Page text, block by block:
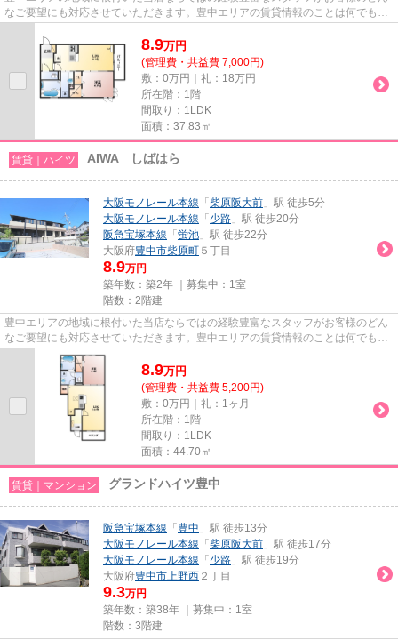
なご要望にも対応させていただきます。豊中エリアの賃貸情報のことは何でもお
8.9万円
(管理費・共益費 7,000円)
敷：0万円｜礼：18万円
所在階：1階
間取り：1LDK
面積：37.83㎡
賃貸｜ハイツ AIWA しばはら
大阪モノレール本線 「 柴原阪大前 」駅 徒歩5分
大阪モノレール本線 「 少路 」駅 徒歩20分
阪急宝塚本線 「 蛍池 」駅 徒歩22分
大阪府豊中市柴原町 ５丁目
8.9万円
築年数：築2年 ｜募集中： 1室
階数：2階建
豊中エリアの地域に根付いた当店ならではの経験豊富なスタッフがお客様のどん
なご要望にも対応させていただきます。豊中エリアの賃貸情報のことは何でもお
気軽にご相談ください。一生...
8.9万円
(管理費・共益費 5,200円)
敷：0万円｜礼：1ヶ月
所在階：1階
間取り：1LDK
面積：44.70㎡
賃貸｜マンション グランドハイツ豊中
阪急宝塚本線 「 豊中 」駅 徒歩13分
大阪モノレール本線 「 柴原阪大前 」駅 徒歩17分
大阪モノレール本線 「 少路 」駅 徒歩19分
大阪府豊中市上野西 ２丁目
9.3万円
築年数：築38年 ｜募集中： 1室
階数：3階建